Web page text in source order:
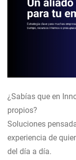
¿Sabías que en
propios?
Soluciones
experiencia de
del día a día.